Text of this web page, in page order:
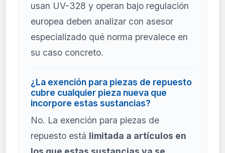
usan UV-328 y operan bajo regulación
europea deben analizar con asesor
especializado qué norma prevalece en
su caso concreto.
¿La exención para piezas de repuesto
cubre cualquier pieza nueva que
incorpore estas sustancias?
No. La exención para piezas de
repuesto está limitada a artículos en